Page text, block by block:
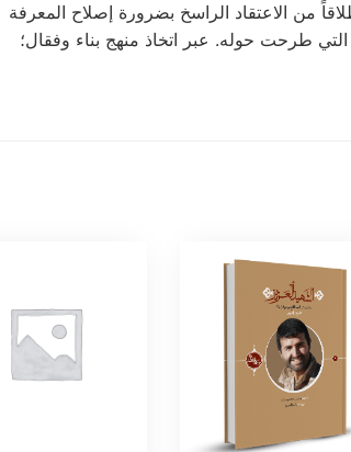
من الاعتقاد الراسخ بضرورة إصلاح المعرفة
التي طرحت حوله. عبر اتخاذ منهج بناء وفقال؛